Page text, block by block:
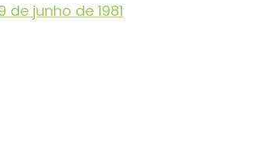
de junho de 1981